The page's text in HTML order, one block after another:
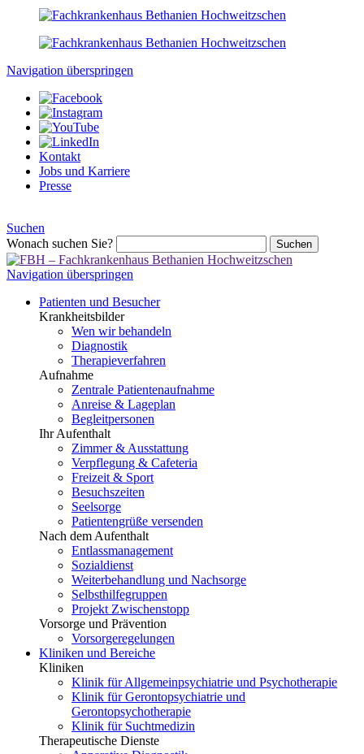
Navigation überspringen
Kontakt
Jobs und Karriere
Presse
Suchen
Wonach suchen Sie?
Suchen
Navigation überspringen
Patienten und Besucher
Krankheitsbilder
Wen wir behandeln
Diagnostik
Therapieverfahren
Aufnahme
Zentrale Patientenaufnahme
Anreise & Lageplan
Begleitpersonen
Ihr Aufenthalt
Zimmer & Ausstattung
Verpflegung & Cafeteria
Freizeit & Sport
Besuchszeiten
Seelsorge
Patientengrüße versenden
Nach dem Aufenthalt
Entlassmanagement
Sozialdienst
Weiterbehandlung und Nachsorge
Selbsthilfegruppen
Projekt Zwischenstopp
Vorsorge und Prävention
Vorsorgeregelungen
Kliniken und Bereiche
Kliniken
Klinik für Allgemeinpsychiatrie und Psychotherapie
Klinik für Gerontopsychiatrie und
Gerontopsychotherapie
Klinik für Suchtmedizin
Therapeutische Dienste